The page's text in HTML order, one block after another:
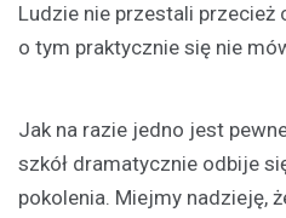
Ludzie nie przestali przecież
o tym praktycznie się nie
Jak na razie jedno jest
szkół dramatycznie odbije
pokolenia. Miejmy nadzieję,